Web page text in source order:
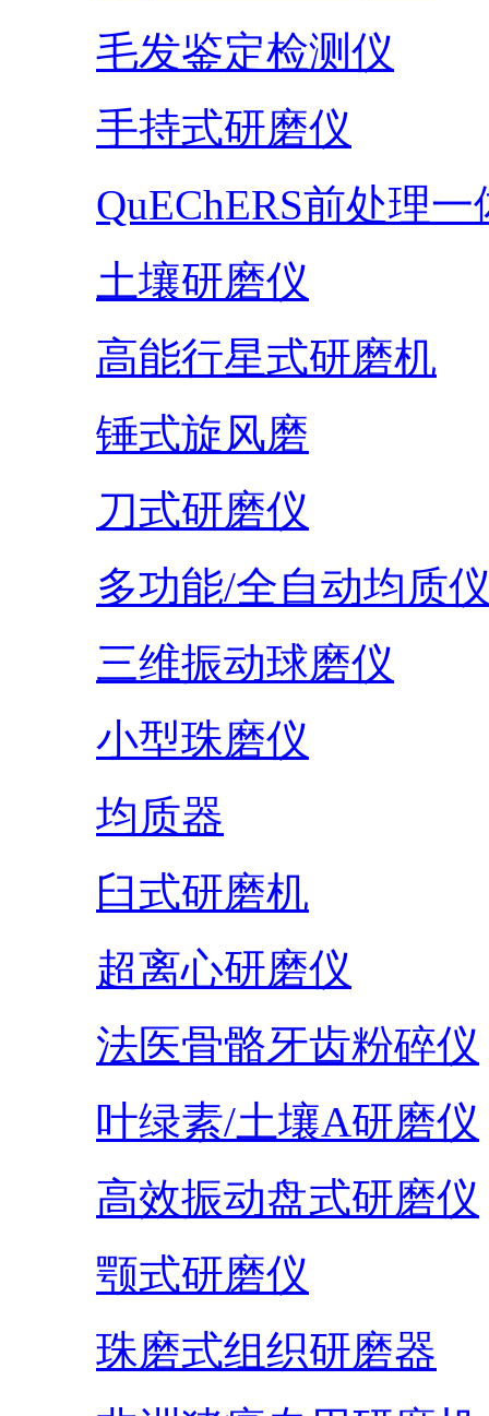
毛发鉴定检测仪
手持式研磨仪
QuEChERS前处理一
土壤研磨仪
高能行星式研磨机
锤式旋风磨
刀式研磨仪
多功能/全自动均质
三维振动球磨仪
小型珠磨仪
均质器
臼式研磨机
超离心研磨仪
法医骨骼牙齿粉碎仪
叶绿素/土壤A研磨仪
高效振动盘式研磨仪
颚式研磨仪
珠磨式组织研磨器